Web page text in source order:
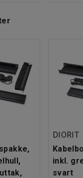
DIORIT
inkl.
svart